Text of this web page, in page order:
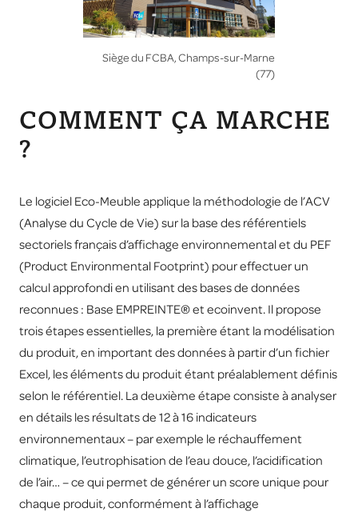
Siège du FCBA, Champs-sur-Marne
(77)
COMMENT ÇA MARCHE
?
Le logiciel Eco-Meuble applique la méthodologie de l’ACV
(Analyse du Cycle de Vie) sur la base des référentiels
sectoriels français d’affichage environnemental et du PEF
(Product Environmental Footprint) pour effectuer un
calcul approfondi en utilisant des bases de données
reconnues : Base EMPREINTE® et ecoinvent. Il propose
trois étapes essentielles, la première étant la modélisation
du produit, en important des données à partir d’un fichier
Excel, les éléments du produit étant préalablement définis
selon le référentiel. La deuxième étape consiste à analyser
en détails les résultats de 12 à 16 indicateurs
environnementaux – par exemple le réchauffement
climatique, l’eutrophisation de l’eau douce, l’acidification
de l’air… – ce qui permet de générer un score unique pour
chaque produit, conformément à l’affichage